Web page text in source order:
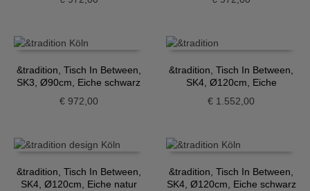
&tradition, Tisch In Between,
SK3, Ø90cm, Eiche schwarz
€972,00
&tradition, Tisch In Between,
SK4, Ø120cm, Eiche
geräuchert
€ 1.552,00
&tradition, Tisch In Between,
SK4, Ø120cm, Eiche natur
&tradition, Tisch In Between,
SK4, Ø120cm, Eiche schwarz